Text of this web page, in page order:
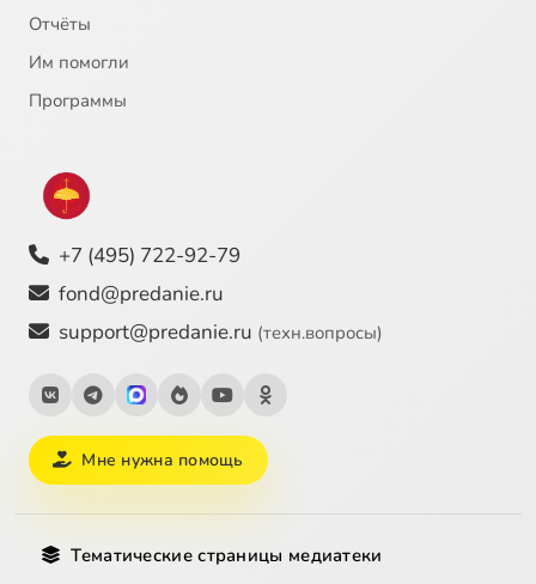
Отчёты
Им помогли
Программы
+7 (495) 722-92-79
fond@predanie.ru
support@predanie.ru (техн.вопросы)
Мне нужна помощь
Тематические страницы медиатеки